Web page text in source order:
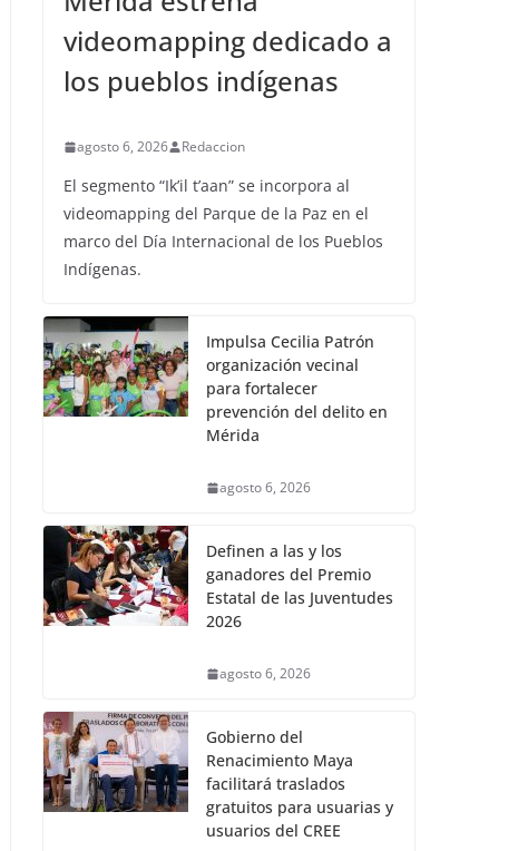
videomapping dedicado a
los pueblos indígenas
agosto 6, 2026 Redaccion
El segmento “Ik’il t’aan” se incorpora al
videomapping del Parque de la Paz en el
marco del Día Internacional de los Pueblos
Indígenas.
Impulsa Cecilia Patrón
organización vecinal
para fortalecer
prevención del delito en
Mérida
agosto 6, 2026
Definen a las y los
ganadores del Premio
Estatal de las Juventudes
2026
agosto 6, 2026
Gobierno del
Renacimiento Maya
facilitará traslados
gratuitos para usuarias y
usuarios del CREE